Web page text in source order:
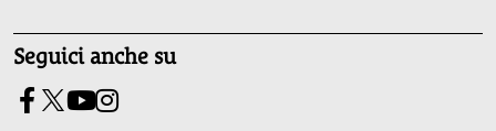
Seguici anche su